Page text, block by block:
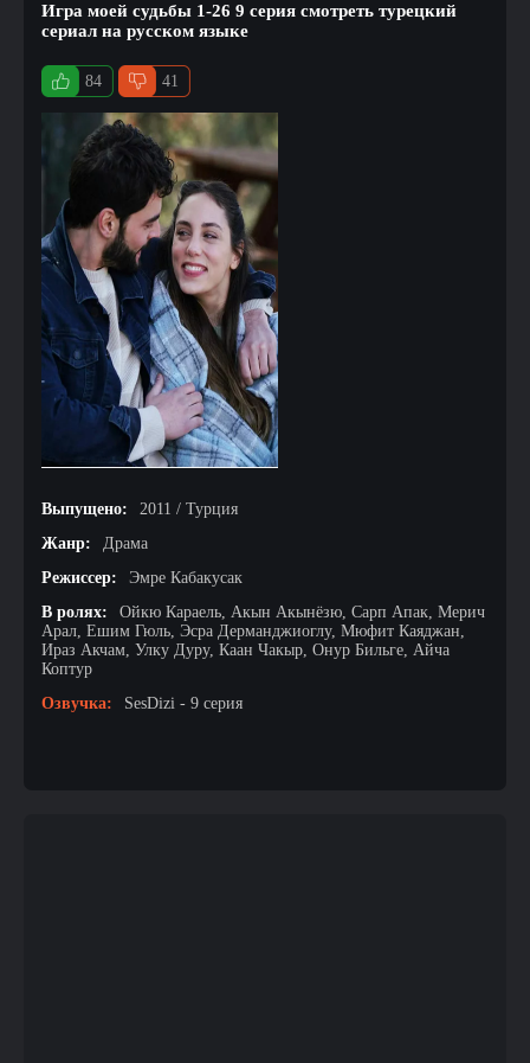
Игра моей судьбы 1-26 9 серия смотреть турецкий
сериал на русском языке
84 41
Выпущено:
2011 / Турция
Жанр:
Драма
Режиссер:
Эмре Кабакусак
В ролях:
Ойкю Караель, Акын Акынёзю, Сарп Апак, Мерич
Арал, Ешим Гюль, Эсра Дерманджиоглу, Мюфит Каяджан,
Ираз Акчам, Улку Дуру, Каан Чакыр, Онур Бильге, Айча
Коптур
Озвучка:
SesDizi - 9 серия